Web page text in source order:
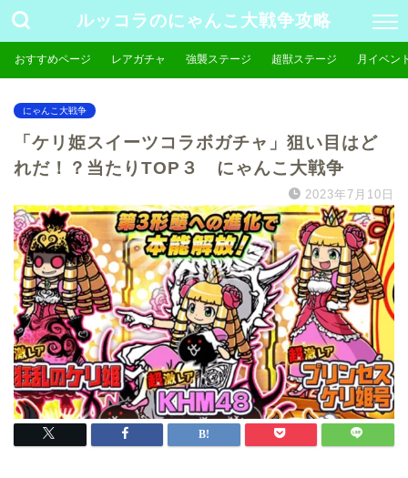
ルッコラのにゃんこ大戦争攻略
おすすめページ レアガチャ 強襲ステージ 超獣ステージ 月イベン
にゃんこ大戦争
「ケリ姫スイーツコラボガチャ」狙い目はど
れだ！？当たりTOP３ にゃんこ大戦争
2023年7月10日